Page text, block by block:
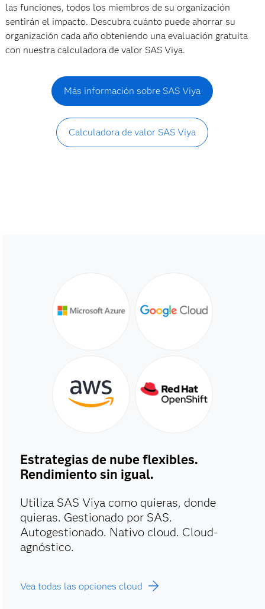
las funciones, todos los miembros de su organización
sentirán el impacto. Descubra cuánto puede ahorrar su
organización cada año obteniendo una evaluación gratuita
con nuestra calculadora de valor SAS Viya.
Más información sobre SAS Viya
Calculadora de valor SAS Viya
Estrategias de nube flexibles.
Rendimiento sin igual.
Utiliza SAS Viya como quieras, donde
quieras. Gestionado por SAS.
Autogestionado. Nativo cloud. Cloud-
agnóstico.
Vea todas las opciones cloud